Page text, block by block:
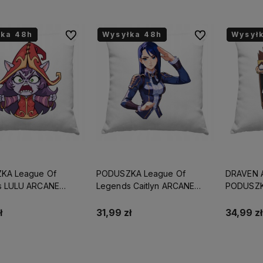
48h
48h
48h
League Of
ARCANE
NICK
Do ulubionychWysyłka 48h
Wysyłka 48h
Wysyłka 48h
PODUSZKA League Of
Legends Caitlyn ARCANE
ŚWIĘTA+IMIĘ/NICK
31,99 zł
Do ulubionych
DRAVEN
34,99 zł